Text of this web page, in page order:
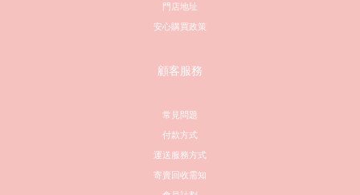
門店地址
安心購買政策
顧客服務
常見問題
付款方式
運送服務方式
寄賣回收需知